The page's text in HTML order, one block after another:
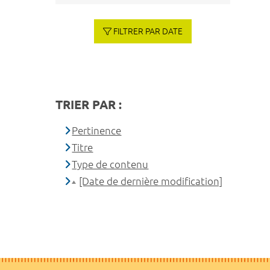
FILTRER PAR DATE
TRIER PAR :
Pertinence
Titre
Type de contenu
[Date de dernière modification]